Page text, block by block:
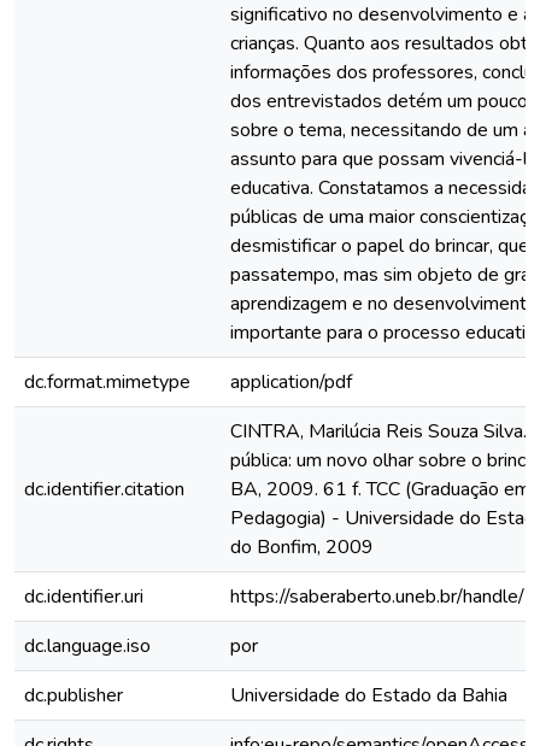
significativo no desenvolvimento e
crianças. Quanto aos resultados
informações dos professores,
dos entrevistados detém um pouco
sobre o tema, necessitando de um
assunto para que possam vivenciá-
educativa. Constatamos a
públicas de uma maior
desmistificar o papel do brincar, que
passatempo, mas sim objeto de
aprendizagem e no
importante para o processo
dc.format.mimetype
application/pdf
dc.identifier.citation
CINTRA, Marilúcia Reis Souza Silva.
pública: um novo olhar sobre o
BA, 2009. 61 f. TCC (Graduação em
Pedagogia) - Universidade do
do Bonfim, 2009
dc.identifier.uri
https://saberaberto.uneb.br/
dc.language.iso
por
dc.publisher
Universidade do Estado da Bahia